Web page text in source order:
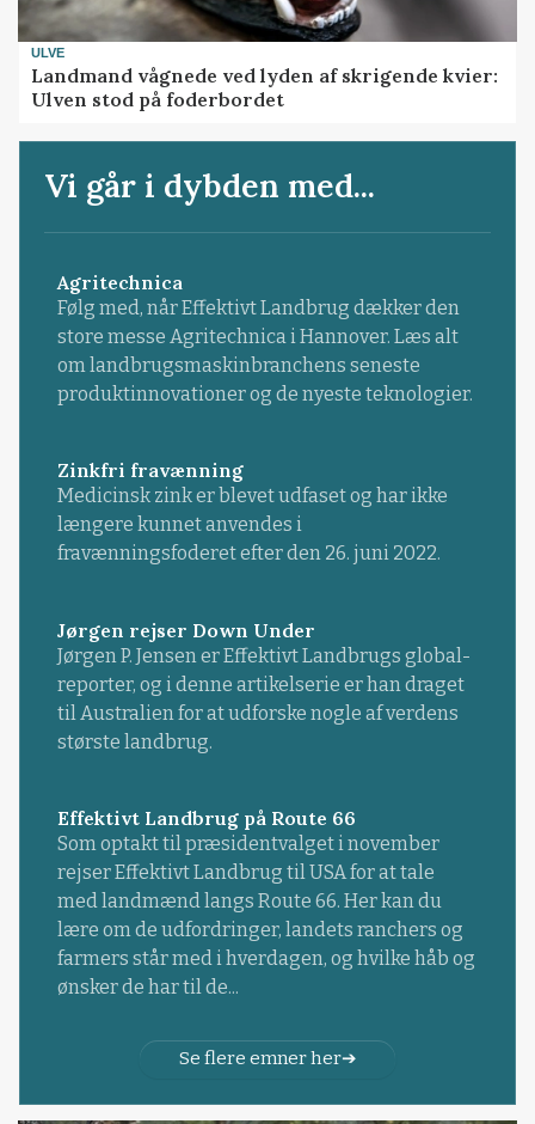
ULVE
Landmand vågnede ved lyden af skrigende kvier:
Ulven stod på foderbordet
Vi går i dybden med...
Agritechnica
Følg med, når Effektivt Landbrug dækker den
store messe Agritechnica i Hannover. Læs alt
om landbrugsmaskinbranchens seneste
produktinnovationer og de nyeste teknologier.
Zinkfri fravænning
Medicinsk zink er blevet udfaset og har ikke
længere kunnet anvendes i
fravænningsfoderet efter den 26. juni 2022.
Jørgen rejser Down Under
Jørgen P. Jensen er Effektivt Landbrugs global-
reporter, og i denne artikelserie er han draget
til Australien for at udforske nogle af verdens
største landbrug.
Effektivt Landbrug på Route 66
Som optakt til præsidentvalget i november
rejser Effektivt Landbrug til USA for at tale
med landmænd langs Route 66. Her kan du
lære om de udfordringer, landets ranchers og
farmers står med i hverdagen, og hvilke håb og
ønsker de har til de...
Se flere emner her